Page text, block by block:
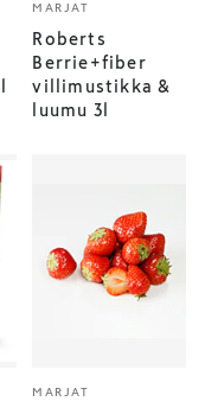
MARJAT
Roberts
Berrie+fiber
villimustikka &
luumu 3l
MARJAT